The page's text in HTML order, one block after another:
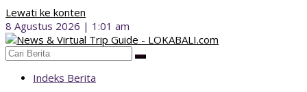
Lewati ke konten
8 Agustus 2026 | 1:01 am
Indeks Berita